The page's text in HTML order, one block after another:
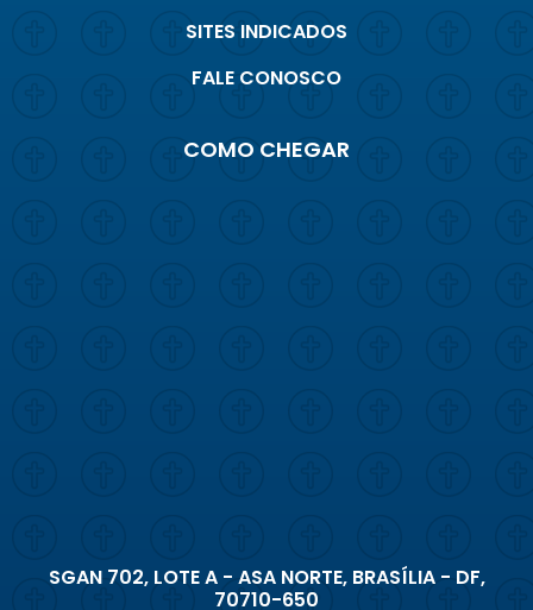
SITES INDICADOS
FALE CONOSCO
COMO CHEGAR
SGAN 702, LOTE A - ASA NORTE, BRASÍLIA - DF,
70710-650